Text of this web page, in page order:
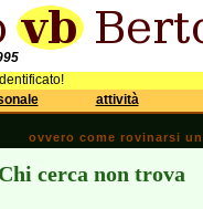
attività
ovvero come rovinarsi
Chi cerca non trova